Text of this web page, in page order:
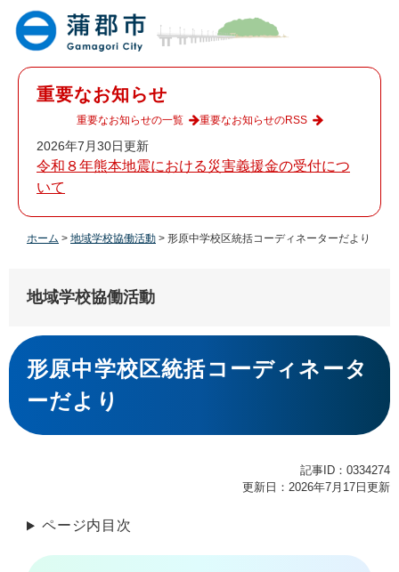
重要なお知らせ
2026年7月30日更新
令和８年熊本地震における災害義援金の受付につ
いて
重要なお知らせの一覧 重要なお知らせのRSS
ホーム > 地域学校協働活動 > 形原中学校区統括コーディネーターだより
地域学校協働活動
本
文
形原中学校区統括コーディネータ
ーだより
記事ID：0334274
更新日：2026年7月17日更新
ページ内目次